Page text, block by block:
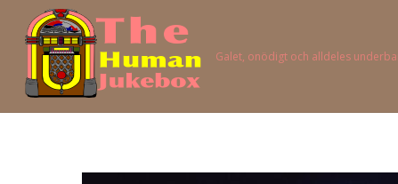
Galet, onödigt och alldeles